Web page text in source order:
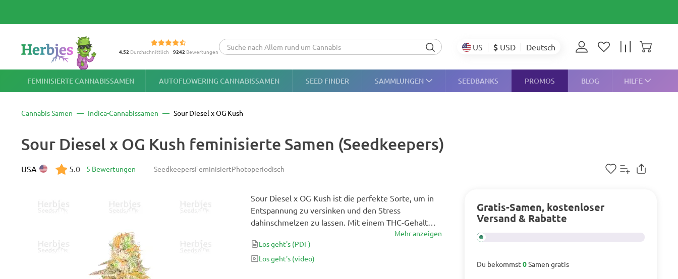
4.52 Durchschnittlich 9242 Bewertungen US $ USD Deutsch
FEMINISIERTE CANNABISSAMEN AUTOFLOWERING CANNABISSAMEN SEED FINDER SAMMLUNGEN SEEDBANKS PROMOS BLOG HILFE
Cannabis Samen Indica-Cannabissamen Sour Diesel x OG Kush
Sour Diesel x OG Kush feminisierte Samen (Seedkeepers)
SeedkeepersFeminisiertPhotoperiodisch
USA 5.0 5 Bewertungen
Sour Diesel x OG Kush ist die perfekte Sorte, um in
Entspannung zu versinken und den Stress
dahinschmelzen zu lassen. Mit einem THC-Gehalt
von 20–22 % sorgt sie für eine tiefe, körperliche
Ruhe, die sie ideal für Abende oder zum Entspannen
nach einem langen Tag macht. Ihre dichten,
Mehr anzeigen
Los geht's (PDF)
Los geht's (video)
Gratis-Samen, kostenloser
Versand & Rabatte
Du bekommst 0Samen gratis